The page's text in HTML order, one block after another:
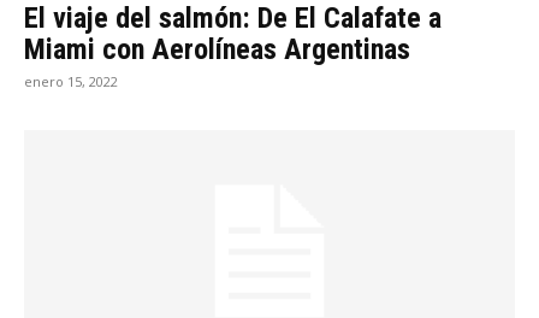
El viaje del salmón: De El Calafate a
Miami con Aerolíneas Argentinas
enero 15, 2022